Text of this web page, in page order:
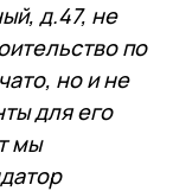
д.47, не
по
но и не
для его
мы